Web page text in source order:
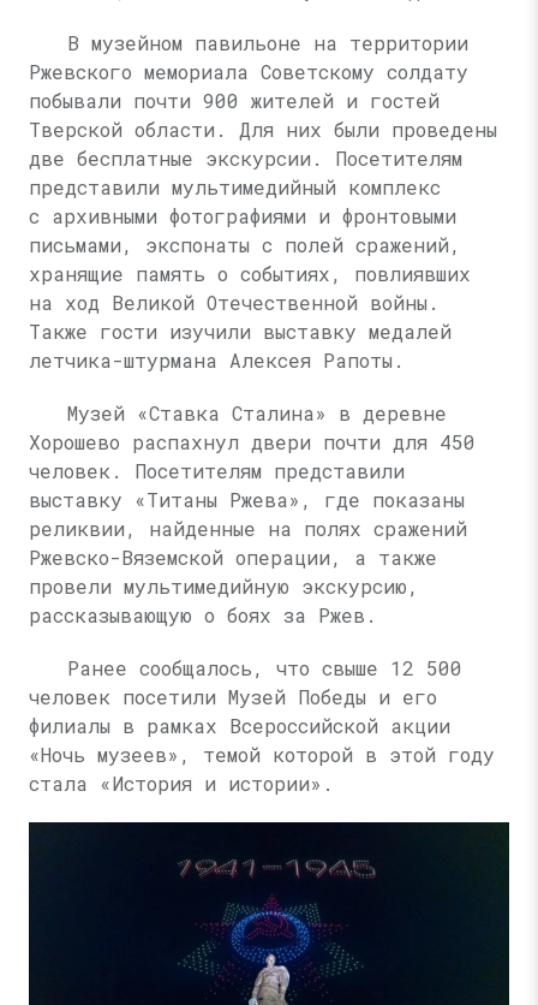
В музейном павильоне на территории
Ржевского мемориала Советскому солдату
побывали почти 900 жителей и гостей
Тверской области. Для них были проведены
две бесплатные экскурсии. Посетителям
представили мультимедийный комплекс
с архивными фотографиями и фронтовыми
письмами, экспонаты с полей сражений,
хранящие память о событиях, повлиявших
на ход Великой Отечественной войны.
Также гости изучили выставку медалей
летчика-штурмана Алексея Рапоты.
Музей «Ставка Сталина» в деревне
Хорошево распахнул двери почти для 450
человек. Посетителям представили
выставку «Титаны Ржева», где показаны
реликвии, найденные на полях сражений
Ржевско-Вяземской операции, а также
провели мультимедийную экскурсию,
рассказывающую о боях за Ржев.
Ранее сообщалось, что свыше 12 500
человек посетили Музей Победы и его
филиалы в рамках Всероссийской акции
«Ночь музеев», темой которой в этой году
стала «История и истории».